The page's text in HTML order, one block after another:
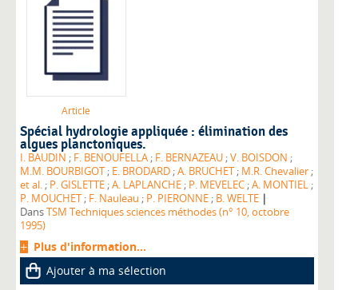
Article
Spécial hydrologie appliquée : élimination des
algues planctoniques.
I. BAUDIN ; F. BENOUFELLA ; F. BERNAZEAU ;V. BOISDON ;
M.M. BOURBIGOT ; E. BRODARD ;A. BRUCHET ; M.R. Chevalier ;
et al. ; P. GISLETTE ;A. LAPLANCHE ; P. MEVELEC ;A. MONTIEL ;
P. MOUCHET ; F. Nauleau ; P. PIERONNE ; B. WELTE |
DansTSM Techniques sciences méthodes (n° 10, octobre
1995)
Plus d'information...
Ajouter à ma sélection